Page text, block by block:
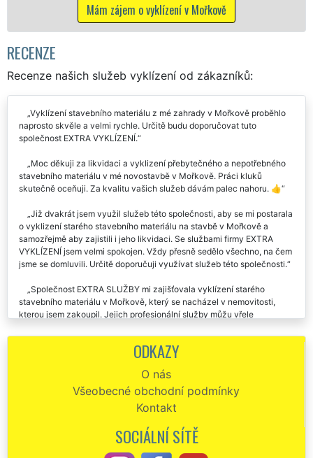
Mám zájem o vyklízení v Mořkově
RECENZE
Recenze našich služeb vyklízení od zákazníků:
Vyklízení stavebního materiálu z mé zahrady v Mořkově proběhlo
naprosto skvěle a velmi rychle. Určitě budu doporučovat tuto
společnost EXTRA VYKLÍZENÍ.
Moc děkuji za likvidaci a vyklizení přebytečného a nepotřebného
stavebního materiálu v mé novostavbě v Mořkově. Práci kluků
skutečně oceňuji. Za kvalitu vašich služeb dávám palec nahoru. 👍
Již dvakrát jsem využil služeb této společnosti, aby se mi postarala
o vyklizení starého stavebního materiálu na stavbě v Mořkově a
samozřejmě aby zajistili i jeho likvidaci. Se službami firmy EXTRA
VYKLÍZENÍ jsem velmi spokojen. Vždy přesně sedělo všechno, na čem
jsme se domluvili. Určitě doporučuji využívat služeb této společnosti.
Společnost EXTRA SLUŽBY mi zajišťovala vyklízení starého
stavebního materiálu v Mořkově, který se nacházel v nemovitosti,
kterou jsem zakoupil. Jejich profesionální služby můžu vřele
Naše stavební společnost využívá celkem pravidelně vyklízecích
vyklizení stavebního materiálu na našich stavbách v Mořkově. Jsou to
skuteční profesionálové, kteří pracují v sobotu i v neděli. Jejich
odborné práce jednoznačně doporučujeme na základě naší velmi
ODKAZY
O nás
Všeobecné obchodní podmínky
Kontakt
SOCIÁLNÍ SÍTĚ